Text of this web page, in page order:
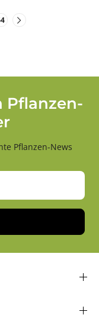
Pflanzen-
Pflanzen-News